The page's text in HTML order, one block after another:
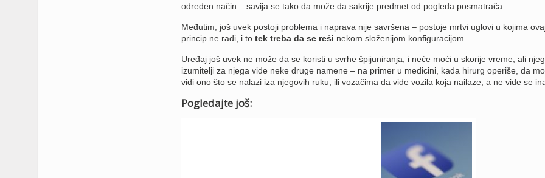
određen način – savija se tako da može da sakrije predmet od pogleda posmatrača.
Međutim, još uvek postoji problema i naprava nije savršena – postoje mrtvi uglovi u kojima
princip ne radi, i to tek treba da se reši nekom složenijom konfiguracijom.
Uređaj još uvek ne može da se koristi u svrhe špijuniranja, i neće moći u skorije vreme, ali
izumitelji za njega vide neke druge namene – na primer u medicini, kada hirurg operiše, da
vidi ono što se nalazi iza njegovih ruku, ili vozačima da vide vozila koja nailaze, a ne vide se
Pogledajte još: